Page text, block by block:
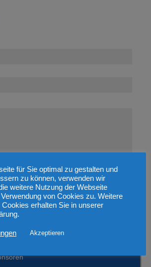
für Sie optimal zu gestalten und
zu können, verwenden wir
weitere Nutzung der Webseite
von Cookies zu. Weitere
Cookies erhalten Sie in unserer
Akzeptieren